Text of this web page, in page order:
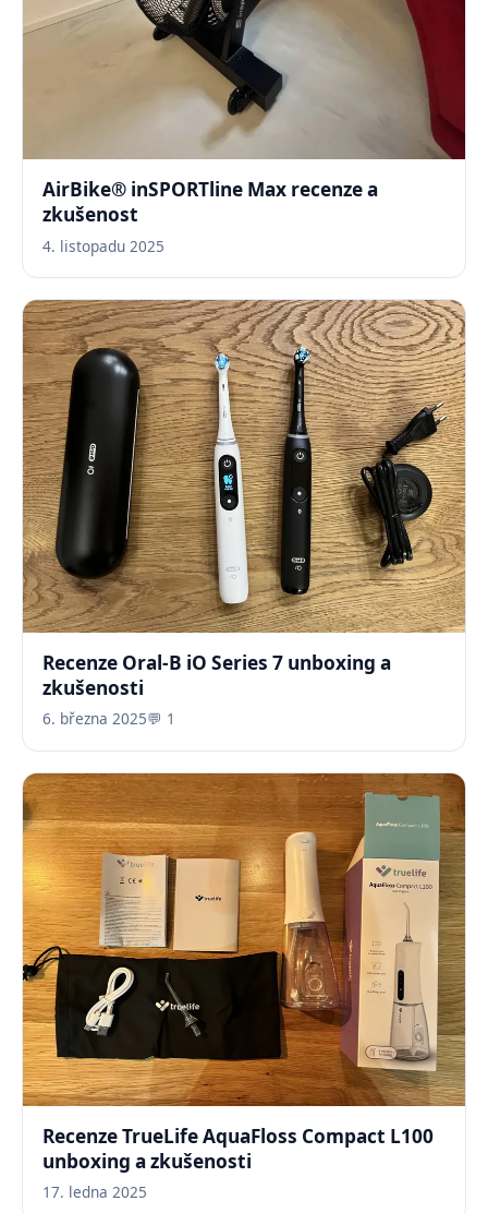
AirBike® inSPORTline Max recenze a
zkušenost
4. listopadu 2025
Recenze Oral-B iO Series 7 unboxing a
zkušenosti
6. března 2025💬 1
Recenze TrueLife AquaFloss Compact L100
unboxing a zkušenosti
17. ledna 2025